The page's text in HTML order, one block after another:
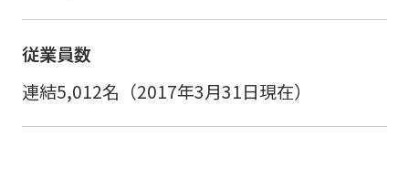
従業員数
連結5,012名（2017年3月31日現在）